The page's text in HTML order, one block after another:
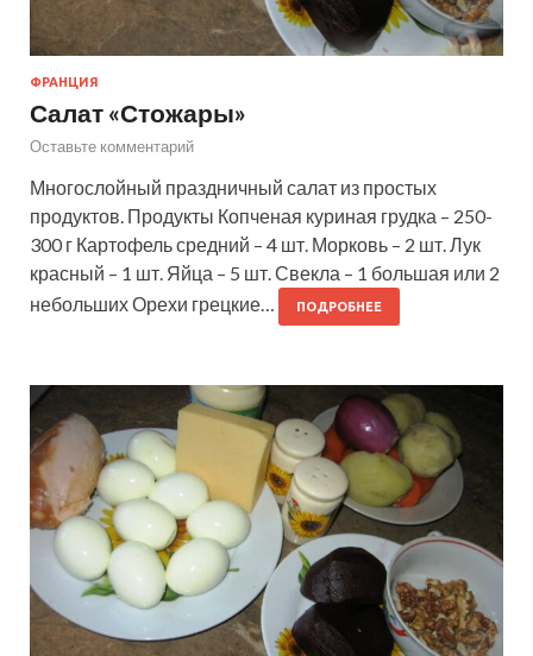
ФРАНЦИЯ
Салат «Стожары»
Оставьте комментарий
Многослойный праздничный салат из простых
продуктов. Продукты Копченая куриная грудка – 250-
300 г Картофель средний – 4 шт. Морковь – 2 шт. Лук
красный – 1 шт. Яйца – 5 шт. Свекла – 1 большая или 2
небольших Орехи грецкие…
ПОДРОБНЕЕ